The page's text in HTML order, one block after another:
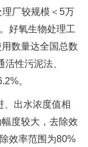
厂较规模＜5万
好氧生物处理工
数量达全国总数
性污泥法、
。
出水浓度值相
度较大，去除效
效率范围为80%